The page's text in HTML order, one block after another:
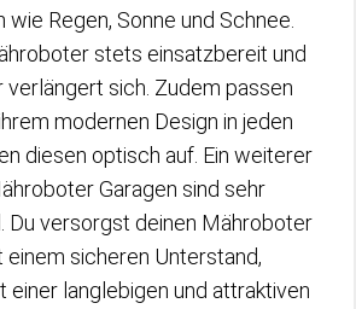
Regen, Sonne und Schnee.
stets einsatzbereit und
verlängert sich. Zudem passen
modernen Design in jeden
diesen optisch auf. Ein weiterer
Garagen sind sehr
Du versorgst deinen Mähroboter
einem sicheren Unterstand,
einer langlebigen und attraktiven